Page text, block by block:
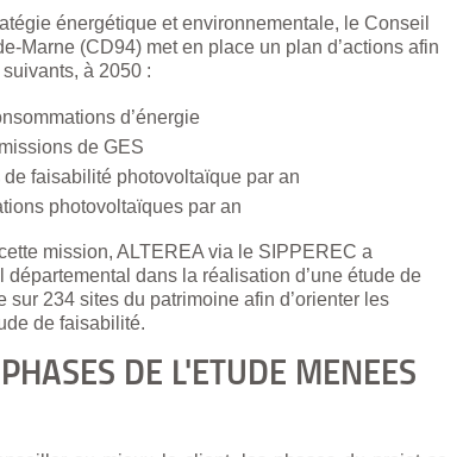
énergétique et environnementale, le Conseil
Marne (CD94) met en place un plan d’actions afin
à 2050 :
d’énergie
de GES
faisabilité photovoltaïque par an
photovoltaïques par an
mission, ALTEREA via le SIPPEREC a
dans la réalisation d’une étude de
sur 234 sites du patrimoine afin d’orienter les
de faisabilité.
DE L'ETUDE MENEES